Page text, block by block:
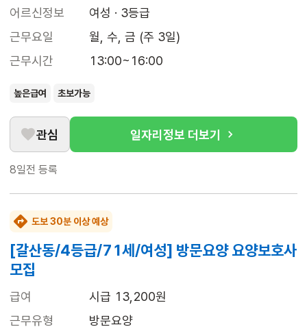
어르신정보
여성 · 3등급
근무요일
월, 수, 금 (주 3일)
근무시간
13:00~16:00
높은급여 초보가능
관심 일자리정보 더보기
8일전 등록
도보 30분 이상 예상
[갈산동/4등급/71세/여성] 방문요양 요양보호사
모집
급여
시급 13,200원
근무유형
방문요양